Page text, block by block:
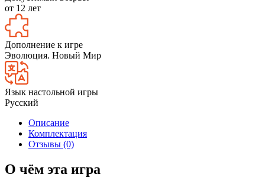
от 12 лет
Дополнение к игре
Эволюция. Новый Мир
Язык настольной игры
Русский
Описание
Комплектация
Отзывы (0)
О чём эта игра